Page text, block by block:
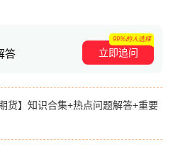
答 立即追问
99%的人选择
货】知识合集+热点问题解答+重要